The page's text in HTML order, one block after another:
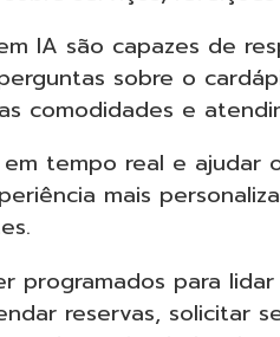
IA são capazes de
sobre o
comodidades e
tempo real e ajudar
mais
programados para
reservas, solicitar